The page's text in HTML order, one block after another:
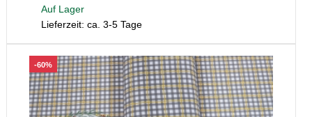
Auf Lager
Lieferzeit: ca. 3-5 Tage
-60%